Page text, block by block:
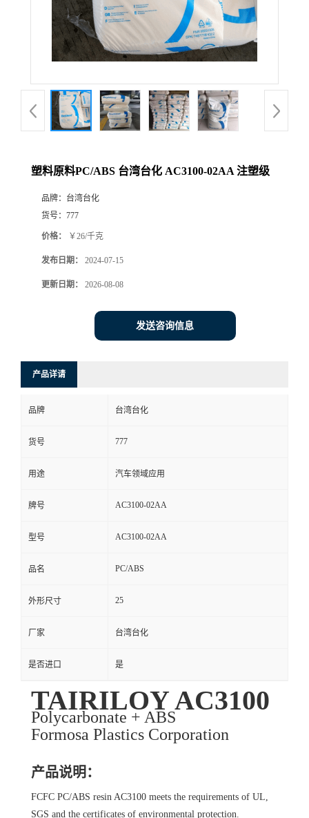
塑料原料PC/ABS 台湾台化 AC3100-02AA 注塑级
品牌： 台湾台化
货号： 777
价格： ￥26/千克
发布日期： 2024-07-15
更新日期： 2026-08-08
发送咨询信息
产品详请
品牌 台湾台化
货号 777
用途 汽车领域应用
牌号 AC3100-02AA
型号 AC3100-02AA
品名 PC/ABS
外形尺寸 25
厂家 台湾台化
是否进口 是
TAIRILOY AC3100
Polycarbonate + ABS
Formosa Plastics Corporation
产品说明：
FCFC PC/ABS resin AC3100 meets the requirements of UL,
SGS and the certificates of environmental protection.